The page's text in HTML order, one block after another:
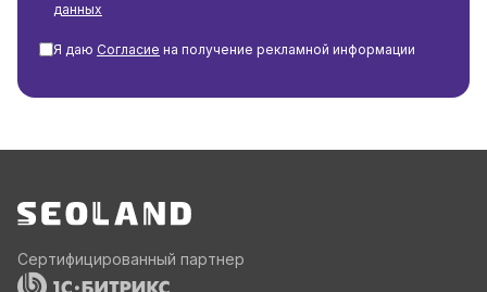
данных
Я даю Согласие на получение рекламной информации
Сертифицированный партнер